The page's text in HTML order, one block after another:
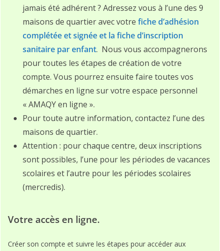
jamais été adhérent ? Adressez vous à l’une des 9
maisons de quartier avec votre fiche d’adhésion
complétée et signée et la fiche d’inscription
sanitaire par enfant. Nous vous accompagnerons
pour toutes les étapes de création de votre
compte. Vous pourrez ensuite faire toutes vos
démarches en ligne sur votre espace personnel
« AMAQY en ligne ».
Pour toute autre information, contactez l’une des
maisons de quartier.
Attention : pour chaque centre, deux inscriptions
sont possibles, l’une pour les périodes de vacances
scolaires et l’autre pour les périodes scolaires
(mercredis).
Votre accès en ligne.
Créer son compte et suivre les étapes pour accéder aux